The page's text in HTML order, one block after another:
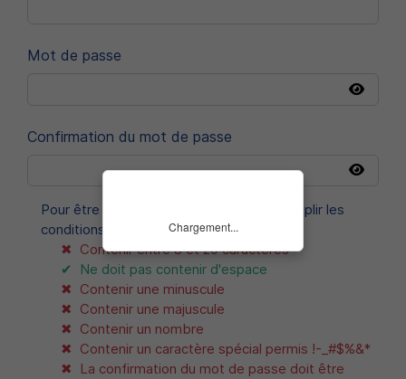
Mot de passe
Confirmation du mot de passe
Pour être valide, le mot de passe doit remplir les
conditions suivantes :
Contenir entre 8 et 20 caractères
Ne doit pas contenir d'espace
Contenir une minuscule
Contenir une majuscule
Contenir un nombre
Contenir un caractère spécial permis !-_#$%&*
La confirmation du mot de passe doit être
Chargement...